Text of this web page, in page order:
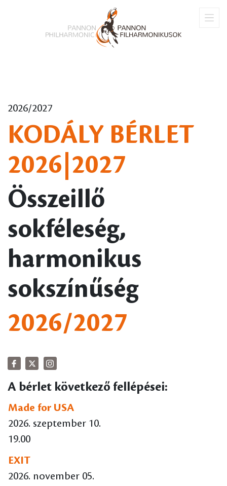
2026/2027
KODÁLY BÉRLET
2026|2027
Összeillő
sokféleség,
harmonikus
sokszínűség
2026/2027
A bérlet következő fellépései:
Made for USA
2026. szeptember 10.
19.00
EXIT
2026. november 05.